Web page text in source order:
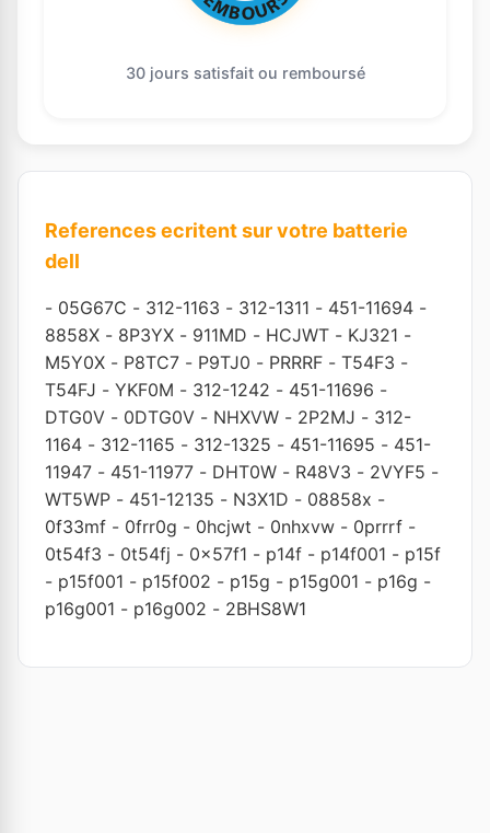
30 jours satisfait ou remboursé
References ecritent sur votre batterie
dell
- 05G67C - 312-1163 - 312-1311 - 451-11694 -
8858X - 8P3YX - 911MD - HCJWT - KJ321 -
M5Y0X - P8TC7 - P9TJ0 - PRRRF - T54F3 -
T54FJ - YKF0M - 312-1242 - 451-11696 -
DTG0V - 0DTG0V - NHXVW - 2P2MJ - 312-
1164 - 312-1165 - 312-1325 - 451-11695 - 451-
11947 - 451-11977 - DHT0W - R48V3 - 2VYF5 -
WT5WP - 451-12135 - N3X1D - 08858x -
0f33mf - 0frr0g - 0hcjwt - 0nhxvw - 0prrrf -
0t54f3 - 0t54fj - 0x57f1 - p14f - p14f001 - p15f
- p15f001 - p15f002 - p15g - p15g001 - p16g -
p16g001 - p16g002 - 2BHS8W1